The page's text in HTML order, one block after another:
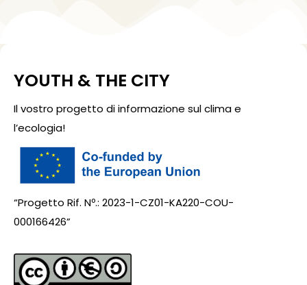
YOUTH & THE CITY
Il vostro progetto di informazione sul clima e
l’ecologia!
“Progetto Rif. Nº.: 2023-1-CZ01-KA220-COU-
000166426”